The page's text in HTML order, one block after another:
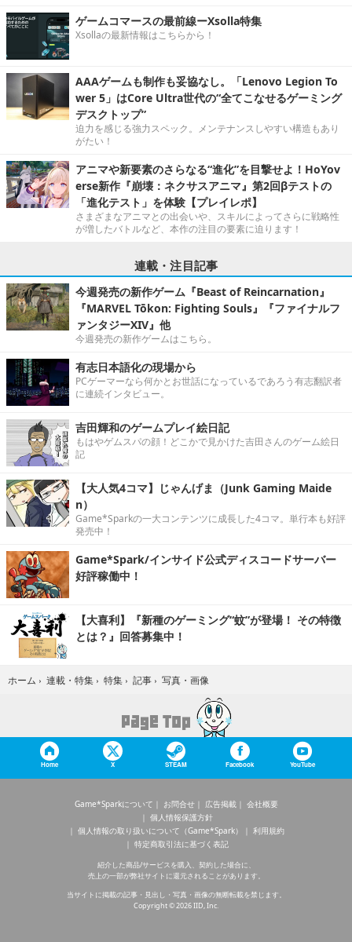
ゲームコマースの最前線ーXsolla特集
Xsollaの最新情報はこちらから！
AAAゲームも制作も妥協なし。「Lenovo Legion To
wer 5」はCore Ultra世代の“全てこなせるゲーミング
デスクトップ”
迫力を感じる強力スペック。メンテナンスしやすい構造もあり
がたい！
アニマや新要素のさらなる“進化”を目撃せよ！HoYov
erse新作『崩壊：ネクサスアニマ』第2回βテストの
「進化テスト」を体験【プレイレポ】
さまざまなアニマとの出会いや、スキルによってさらに戦略性
が増したバトルなど、本作の注目の要素に迫ります！
連載・注目記事
今週発売の新作ゲーム『Beast of Reincarnation』
『MARVEL Tōkon: Fighting Souls』『ファイナルフ
ァンタジーXIV』他
今週発売の新作ゲームはこちら。
有志日本語化の現場から
PCゲーマーなら何かとお世話になっているであろう有志翻訳者
に連続インタビュー。
吉田輝和のゲームプレイ絵日記
もはやゲムスパの顔！どこかで見かけた吉田さんのゲーム絵日
記
【大人気4コマ】じゃんげま（Junk Gaming Maide
n）
Game*Sparkの一大コンテンツに成長した4コマ。単行本も好評
発売中！
Game*Spark/インサイド公式ディスコードサーバー
好評稼働中！
【大喜利】『新種のゲーミング“蚊”が登場！ その特徴
とは？』回答募集中！
ホーム › 連載・特集 › 特集 › 記事 › 写真・画像
Home X STEAM Facebook YouTube
Game*Sparkについて お問合せ 広告掲載
会社概要
個人情報保護方針
個人情報の取り扱いについて（Game*Spark）
利用規約
特定商取引法に基づく表記
紹介した商品/サービスを購入、契約した場合に、
売上の一部が弊社サイトに還元されることがあります。
当サイトに掲載の記事・見出し・写真・画像の無断転載を禁じます。
Copyright © 2026 IID, Inc.